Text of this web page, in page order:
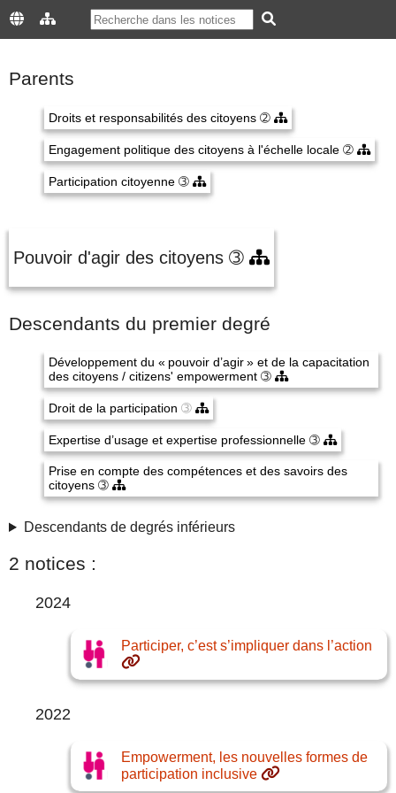
Parents
Droits et responsabilités des citoyens ➁
Engagement politique des citoyens à l'échelle locale ➁
Participation citoyenne ➂
Pouvoir d'agir des citoyens ➂
Descendants du premier degré
Développement du « pouvoir d’agir » et de la capacitation
des citoyens / citizens' empowerment ➂
Droit de la participation ➂
Expertise d’usage et expertise professionnelle ➂
Prise en compte des compétences et des savoirs des
citoyens ➂
Descendants de degrés inférieurs
2 notices :
2024
Participer, c’est s’impliquer dans l’action
2022
Empowerment, les nouvelles formes de
participation inclusive